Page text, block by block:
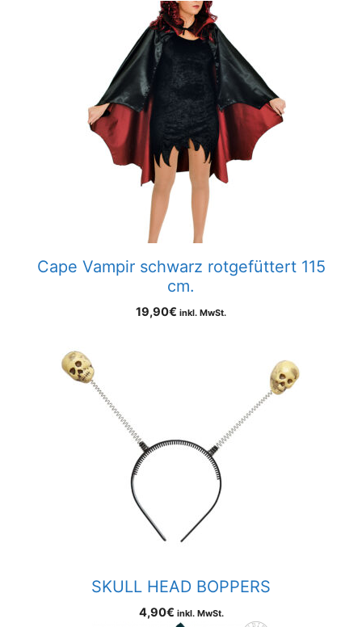
Cape Vampir schwarz rotgefüttert 115
cm.
19,90€ inkl. MwSt.
SKULL HEAD BOPPERS
4,90€ inkl. MwSt.